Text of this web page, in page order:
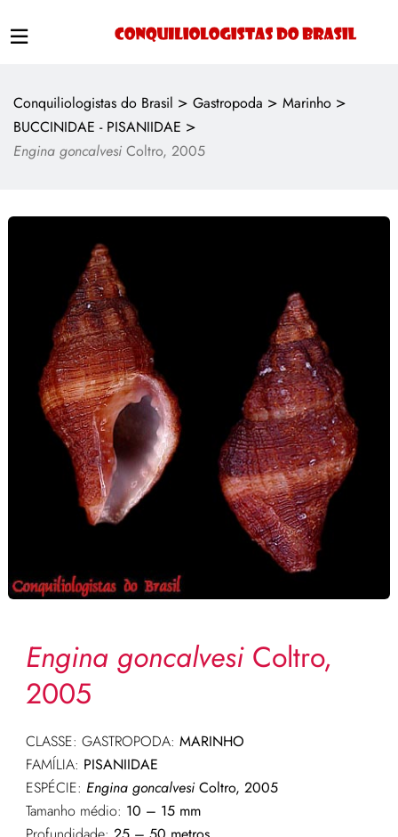
Conquiliologistas do Brasil > Gastropoda > Marinho >
BUCCINIDAE - PISANIIDAE >
Engina goncalvesi Coltro, 2005
Engina goncalvesiColtro,
2005
CLASSE: GASTROPODA: MARINHO
FAMÍLIA: PISANIIDAE
ESPÉCIE: Engina goncalvesiColtro, 2005
Tamanho médio: 10 – 15 mm